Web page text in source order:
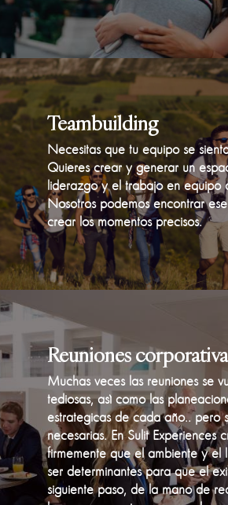
Teambuilding
Necesitas que tu equipo se
Quieres crear y generar un
liderazgo y el trabajo en equipo
Nosotros podemos encontrar
crear los momentos precisos.
Reuniones
Muchas veces las reuniones se
tediosas, asì como las
estrategicas de cada año.. pero
necesarias. En Sulit Experiences
firmemente que el ambiente y el
ser determinantes para que el
siguiente paso, de la mano de